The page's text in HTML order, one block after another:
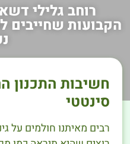
רוחב גלילי
הקבועות שחייבים
חשיבות התכנון
סינטטי
רבים מאיתנו חולמים על